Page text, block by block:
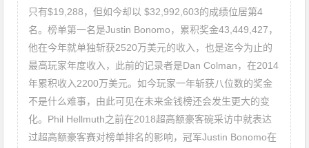
只有$19,288，但如今却以 $32,992,603的成绩位居第4
名。榜单第一名是Justin Bonomo，累积奖金43,449,427，
他在今年就单独斩获2520万美元的收入，也是迄今为止的
最高玩家年度收入，此前的记录者是Dan Colman，在2014
年累积收入2200万美元。如今玩家一年斩获八位数的奖金
不是什么难事，由此可见在未来金钱榜还会发生更大的变
化。Phil Hellmuth之前在2018超高额豪客碗采访中就表达
过超高额豪客赛对榜单排名的影响，冠军Justin Bonomo在